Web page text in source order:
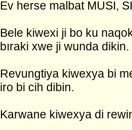
Ev herse malbat MUSI,
Bele kiwexi ji bo ku
bıraki xwe ji wunda dikin.
Revungtiya kiwexya bi
iro bi cih dibin.
Karwane kiwexya di